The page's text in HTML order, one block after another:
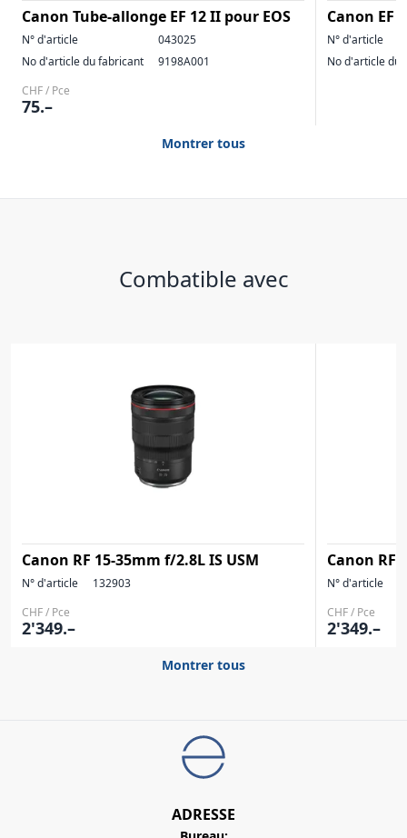
Canon Tube-allonge EF 12 II pour EOS
N° d'article
043025
No d'article du fabricant
9198A001
CHF / Pce
75.–
Canon EF
N° d'article
No d'article du
Montrer tous
Combatible avec
Canon RF 15-35mm f/2.8L IS USM
N° d'article
132903
CHF / Pce
2'349.–
Canon RF
N° d'article
CHF / Pce
2'349.–
Montrer tous
ADRESSE